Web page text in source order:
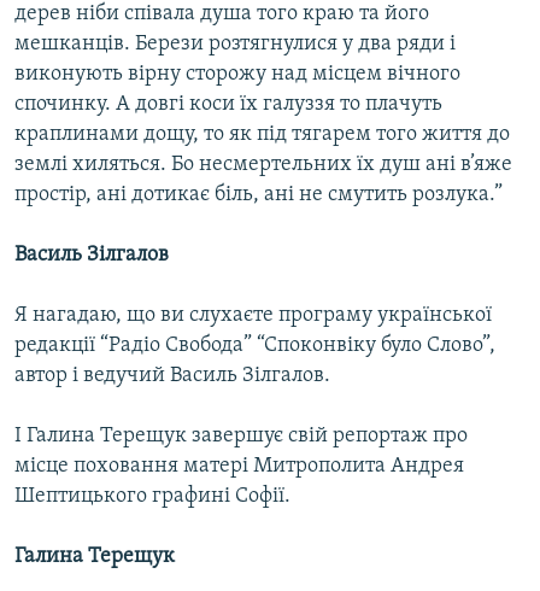
дерев ніби співала душа того краю та його
мешканців. Берези розтягнулися у два ряди і
виконують вірну сторожу над місцем вічного
спочинку. А довгі коси їх галуззя то плачуть
краплинами дощу, то як під тягарем того життя до
землі хиляться. Бо несмертельних їх душ ані в’яже
простір, ані дотикає біль, ані не смутить розлука.”
Василь Зілгалов
Я нагадаю, що ви слухаєте програму української
редакції “Радіо Свобода” “Споконвіку було Слово”,
автор і ведучий Василь Зілгалов.
І Галина Терещук завершує свій репортаж про
місце поховання матері Митрополита Андрея
Шептицького графині Софії.
Галина Терещук